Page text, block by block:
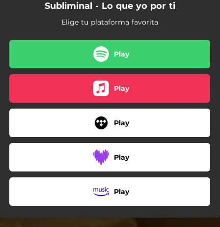
Subliminal - Lo que yo por ti
Elige tu plataforma favorita
Play
Play
Play
Play
Play